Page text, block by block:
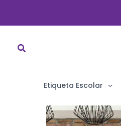
Ir
Etiqueta Escolar